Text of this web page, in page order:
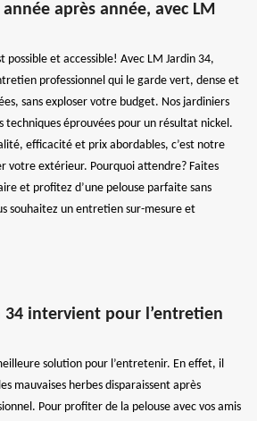
après année, avec LM
possible et accessible! Avec LM Jardin 34,
professionnel qui le garde vert, dense et
sans exploser votre budget. Nos jardiniers
techniques éprouvées pour un résultat nickel.
efficacité et prix abordables, c’est notre
votre extérieur. Pourquoi attendre? Faites
et profitez d’une pelouse parfaite sans
souhaitez un entretien sur-mesure et
34 intervient pour l’entretien
solution pour l’entretenir. En effet, il
mauvaises herbes disparaissent après
Pour profiter de la pelouse avec vos amis